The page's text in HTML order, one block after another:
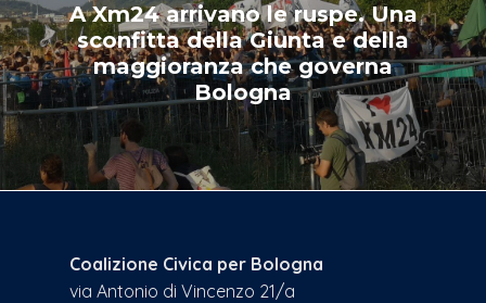
A Xm24 arrivano le ruspe. Una
sconfitta della Giunta e della
maggioranza che governa
Bologna
Coalizione Civica per Bologna
via Antonio di Vincenzo 21/a